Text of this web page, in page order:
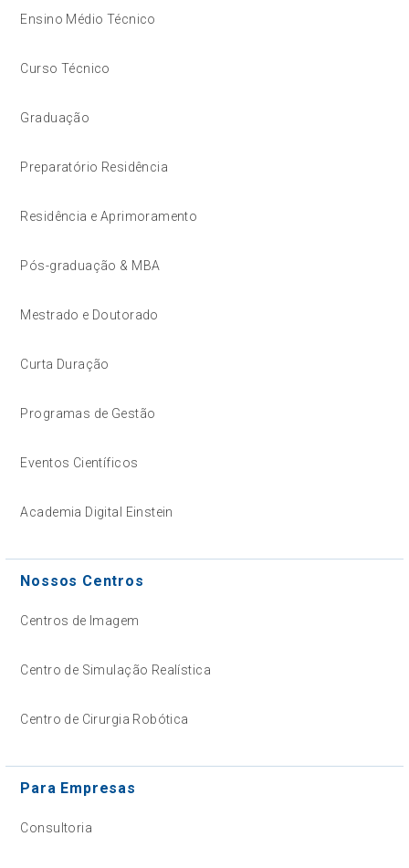
Ensino Médio Técnico
Curso Técnico
Graduação
Preparatório Residência
Residência e Aprimoramento
Pós-graduação & MBA
Mestrado e Doutorado
Curta Duração
Programas de Gestão
Eventos Científicos
Academia Digital Einstein
Nossos Centros
Centros de Imagem
Centro de Simulação Realística
Centro de Cirurgia Robótica
Para Empresas
Consultoria